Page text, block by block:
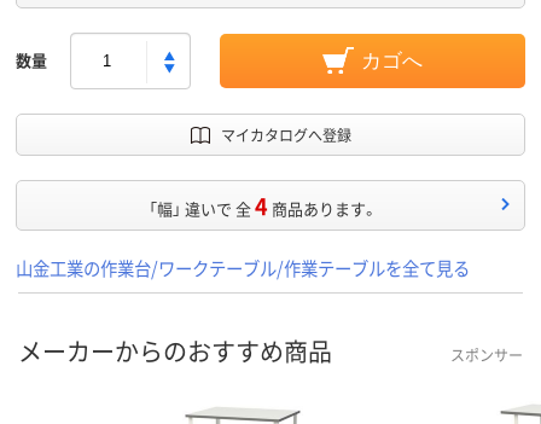
数量 カゴへ
マイカタログへ登録
「幅」 違いで 全4 商品あります。
山金工業の作業台/ワークテーブル/作業テーブルを全て見る
メーカーからのおすすめ商品 スポンサー